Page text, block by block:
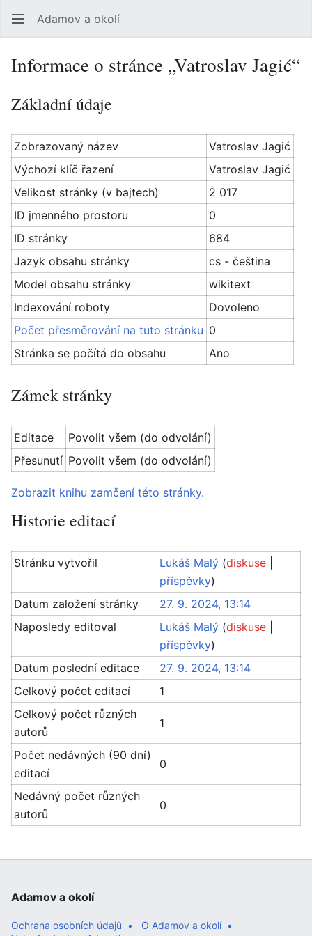
Adamov a okolí
Informace o stránce „Vatroslav Jagić“
Základní údaje
Zobrazovaný název
Vatroslav Jagić
Výchozí klíč řazení
Vatroslav Jagić
Velikost stránky (v bajtech)
2 017
ID jmenného prostoru
0
ID stránky
684
Jazyk obsahu stránky
cs - čeština
Model obsahu stránky
wikitext
Indexování roboty
Dovoleno
Počet přesměrování na tuto stránku 0
Stránka se počítá do obsahu
Ano
Zámek stránky
Editace
Povolit všem (do odvolání)
Přesunutí Povolit všem (do odvolání)
Zobrazit knihu zamčení této stránky.
Historie editací
Stránku vytvořil Lukáš Malý (diskuse
příspěvky)
Datum založení stránky
27. 9. 2024, 13:14
Naposledy editoval
Lukáš Malý (diskuse
příspěvky)
Datum poslední editace
27. 9. 2024, 13:14
Celkový počet editací
1
Celkový počet různých
autorů
1
Počet nedávných (90 dní)
editací
0
Nedávný počet různých
autorů
0
Adamov a okolí
Ochrana osobních údajů
O Adamov a okolí